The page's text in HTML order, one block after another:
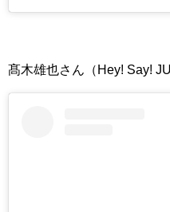
髙木雄也さん（Hey! Say!